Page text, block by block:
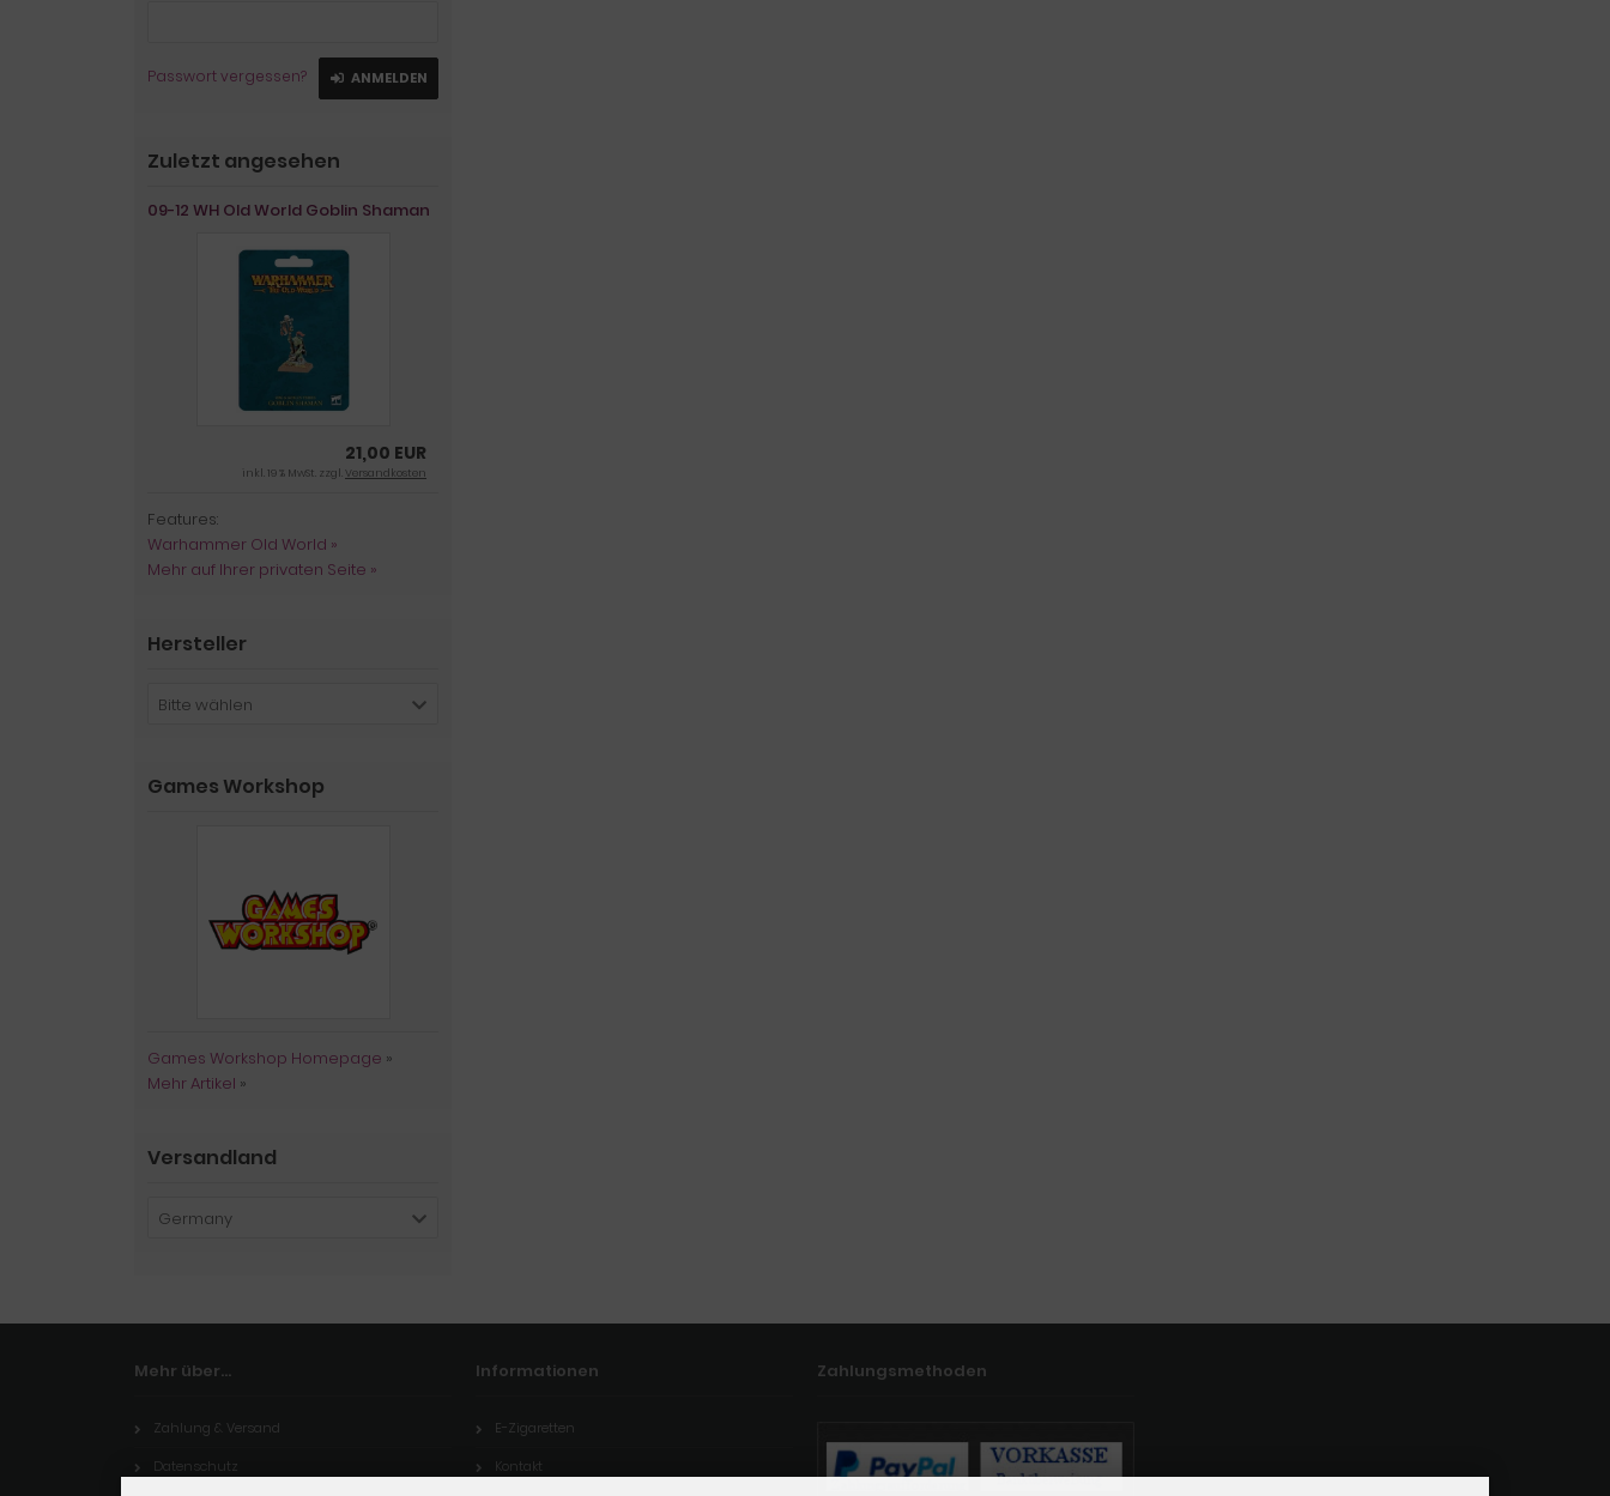
Passwort vergessen? ANMELDEN
Zuletzt angesehen
09-12 WH Old World Goblin Shaman
21,00 EUR
inkl. 19 % MwSt. zzgl.Versandkosten
Features:
Warhammer Old World »
Mehr auf Ihrer privaten Seite »
Hersteller
Bitte wählen
Games Workshop
Games Workshop Homepage »
Mehr Artikel »
Versandland
Germany
Mehr über...
Zahlung & Versand
Datenschutz
Informationen
E-Zigaretten
Kontakt
Zahlungsmethoden